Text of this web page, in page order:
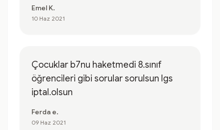
Emel K.
10 Haz 2021
Çocuklar b7nu haketmedi 8.sınıf
öğrencileri gibi sorular sorulsun lgs
iptal.olsun
Ferda e.
09 Haz 2021